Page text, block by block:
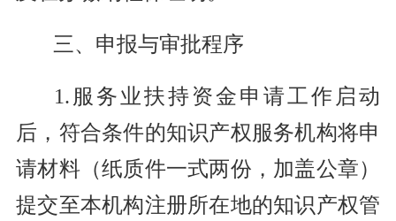
三、申报与审批程序
1.服务业扶持资金申请工作启动
后，符合条件的知识产权服务机构将申
请材料（纸质件一式两份，加盖公章）
提交至本机构注册所在地的知识产权管